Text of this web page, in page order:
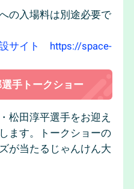
入場料は別途必要で
サイト https://space-
手トークショー
松田淳平選手をお迎え
ます。トークショーの
が当たるじゃんけん大